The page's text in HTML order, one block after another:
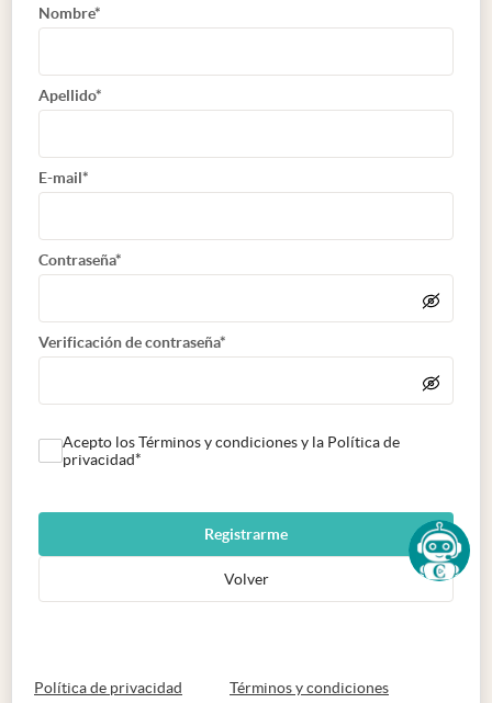
Nombre*
Apellido*
E-mail*
Contraseña*
Verificación de contraseña*
Acepto los Términos y condiciones y la Política de
privacidad*
Registrarme
Volver
Política de privacidad abre en nueva pestaña
Términos y condicionesabre en nueva